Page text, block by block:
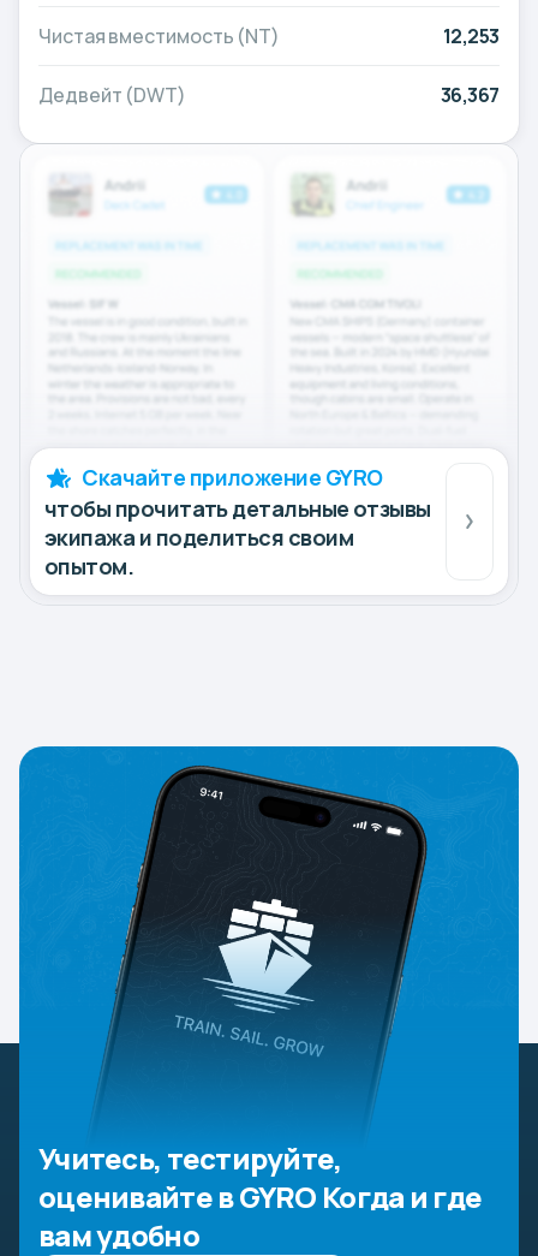
Чистая вместимость (NT) 12,253
Дедвейт (DWT) 36,367
Скачайте приложение GYRO
чтобы прочитать детальные отзывы
экипажа и поделиться своим
опытом.
Учитесь, тестируйте,
оценивайте в GYRO Когда и где
вам удобно